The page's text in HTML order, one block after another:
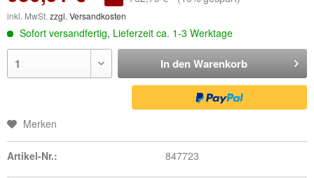
inkl. MwSt. zzgl. Versandkosten
Sofort versandfertig, Lieferzeit ca. 1-3 Werktage
In den Warenkorb
Merken
Artikel-Nr.: 847723